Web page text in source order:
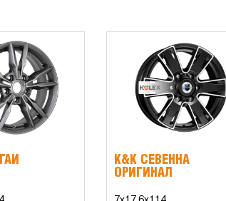
K&K СЕВЕННА
ОРИГИНАЛ